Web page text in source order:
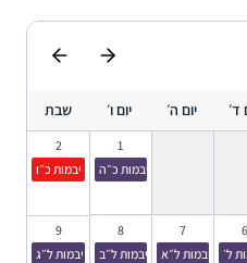
ד׳ יום ה׳ יום ו׳ שבת
1
יבמות כ״ה
2
יבמות כ״ו
6
ל׳
7
יבמות ל״א
8
יבמות ל״ב
9
יבמות ל״ג